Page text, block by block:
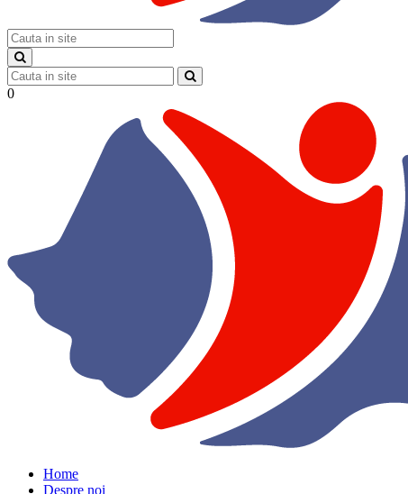
0
Home
Despre noi